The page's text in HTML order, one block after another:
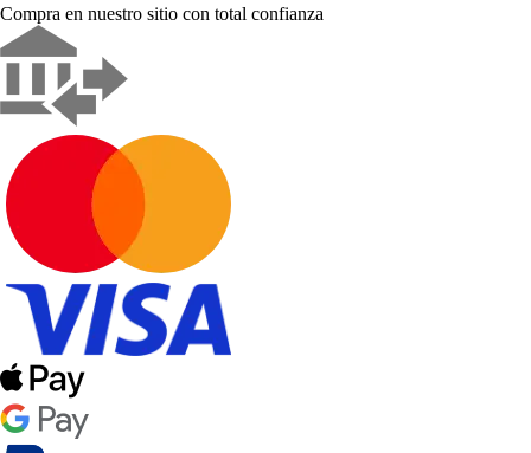
Compra en nuestro sitio con total confianza